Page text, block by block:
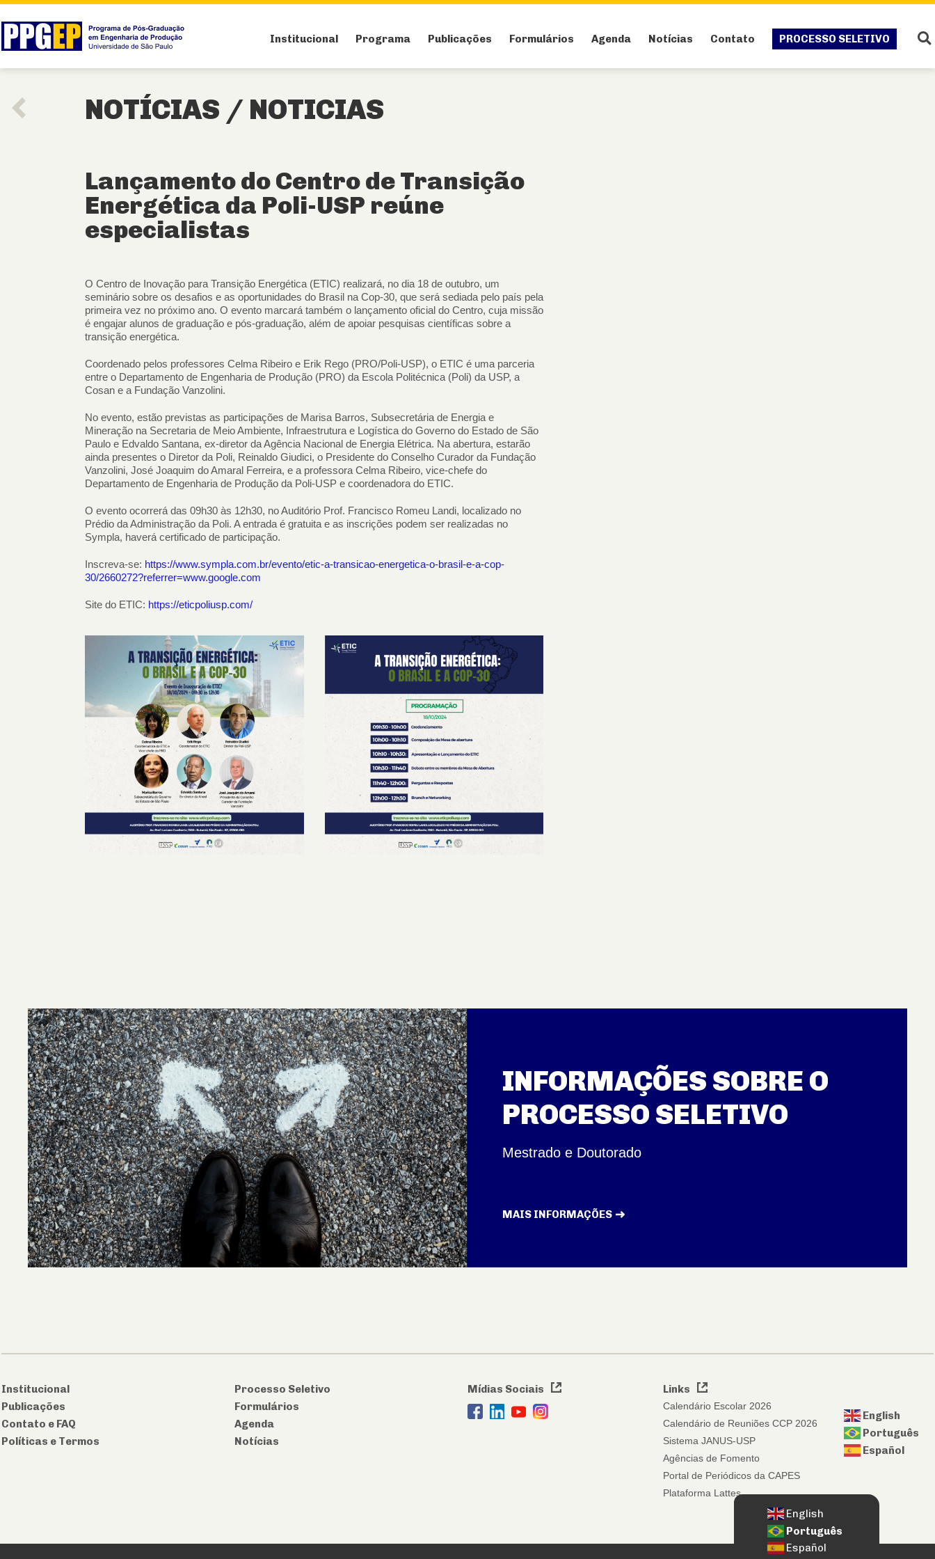
Institucional Programa Publicações Formulários Agenda Notícias Contato PROCESSO SELETIVO
NOTÍCIAS / NOTICIAS
Lançamento do Centro de Transição
Energética da Poli-USP reúne
especialistas
O Centro de Inovação para Transição Energética (ETIC) realizará, no dia 18 de outubro, um
seminário sobre os desafios e as oportunidades do Brasil na Cop-30, que será sediada pelo país pela
primeira vez no próximo ano. O evento marcará também o lançamento oficial do Centro, cuja missão
é engajar alunos de graduação e pós-graduação, além de apoiar pesquisas científicas sobre a
transição energética.
Coordenado pelos professores Celma Ribeiro e Erik Rego (PRO/Poli-USP), o ETIC é uma parceria
entre o Departamento de Engenharia de Produção (PRO) da Escola Politécnica (Poli) da USP, a
Cosan e a Fundação Vanzolini.
No evento, estão previstas as participações de Marisa Barros, Subsecretária de Energia e
Mineração na Secretaria de Meio Ambiente, Infraestrutura e Logística do Governo do Estado de São
Paulo e Edvaldo Santana, ex-diretor da Agência Nacional de Energia Elétrica. Na abertura, estarão
ainda presentes o Diretor da Poli, Reinaldo Giudici, o Presidente do Conselho Curador da Fundação
Vanzolini, José Joaquim do Amaral Ferreira, e a professora Celma Ribeiro, vice-chefe do
Departamento de Engenharia de Produção da Poli-USP e coordenadora do ETIC.
O evento ocorrerá das 09h30 às 12h30, no Auditório Prof. Francisco Romeu Landi, localizado no
Prédio da Administração da Poli. A entrada é gratuita e as inscrições podem ser realizadas no
Sympla, haverá certificado de participação.
Inscreva-se: https://www.sympla.com.br/evento/etic-a-transicao-energetica-o-brasil-e-a-cop-
30/2660272?referrer=www.google.com
Site do ETIC: https://eticpoliusp.com/
INFORMAÇÕES SOBRE O
PROCESSO SELETIVO
Mestrado e Doutorado
MAIS INFORMAÇÕES
Institucional
Publicações
Contato e FAQ
Políticas e Termos
Processo Seletivo
Formulários
Agenda
Notícias
Mídias Sociais Links
Calendário Escolar 2026
Calendário de Reuniões CCP 2026
Sistema JANUS-USP
Agências de Fomento
Portal de Periódicos da CAPES
Plataforma Lattes
English
Português
Español
English
Português
Español